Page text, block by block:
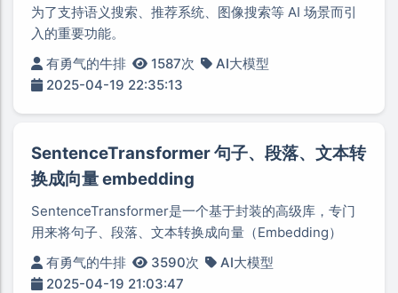
为了支持语义搜索、推荐系统、图像搜索等 AI 场景而引
入的重要功能。
有勇气的牛排
1587次
AI大模型
2025-04-19 22:35:13
SentenceTransformer 句子、段落、文本转
换成向量 embedding
SentenceTransformer是一个基于封装的高级库，专门
用来将句子、段落、文本转换成向量（Embedding）
有勇气的牛排
3590次
AI大模型
2025-04-19 21:03:47